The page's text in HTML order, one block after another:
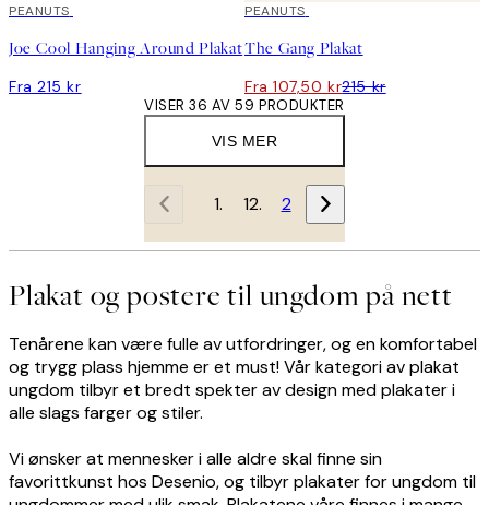
PEANUTS
Joe Cool Hanging Around Plakat
Fra 215 kr
50%*
PEANUTS
The Gang Plakat
Fra 107,50 kr215 kr
VIS MER
VISER 36 AV 59 PRODUKTER
1 2
Plakat og postere til ungdom på nett
Tenårene kan være fulle av utfordringer, og en komfortabel
og trygg plass hjemme er et must! Vår kategori av plakat
ungdom tilbyr et bredt spekter av design med plakater i
alle slags farger og stiler.
Vi ønsker at mennesker i alle aldre skal finne sin
favorittkunst hos Desenio, og tilbyr plakater for ungdom til